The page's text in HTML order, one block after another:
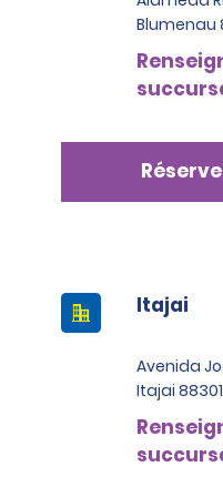
Blumenau
Itajai
Avenida
Itajai